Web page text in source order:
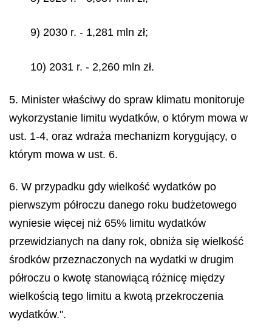
9) 2030 r. - 1,281 mln zł;
10) 2031 r. - 2,260 mln zł.
5. Minister właściwy do spraw klimatu monitoruje
wykorzystanie limitu wydatków, o którym mowa w
ust. 1-4, oraz wdraża mechanizm korygujący, o
którym mowa w ust. 6.
6. W przypadku gdy wielkość wydatków po
pierwszym półroczu danego roku budżetowego
wyniesie więcej niż 65% limitu wydatków
przewidzianych na dany rok, obniża się wielkość
środków przeznaczonych na wydatki w drugim
półroczu o kwotę stanowiącą różnicę między
wielkością tego limitu a kwotą przekroczenia
wydatków.".